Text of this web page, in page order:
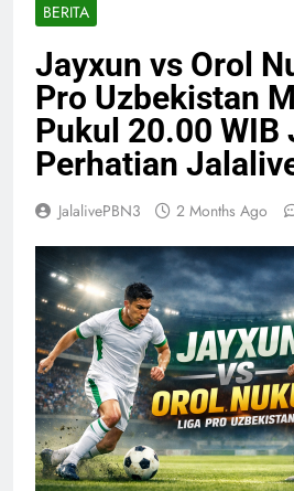
BERITA
Jayxun vs Orol
Pro Uzbekistan
Pukul 20.00 WIB
Perhatian
JalalivePBN3 2 Months Ago